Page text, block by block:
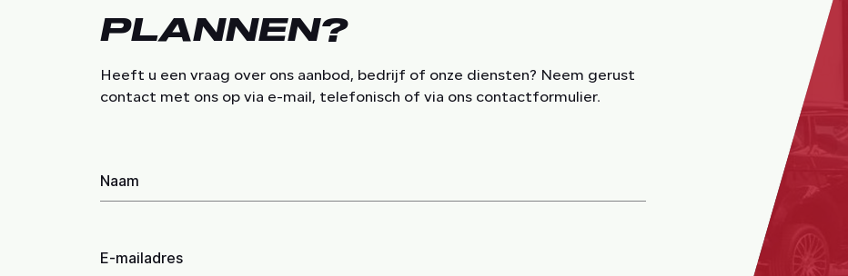
PLANNEN?
Heeft u een vraag over ons aanbod, bedrijf of onze diensten? Neem gerust
contact met ons op via e-mail, telefonisch of via ons contactformulier.
Naam
E-mailadres